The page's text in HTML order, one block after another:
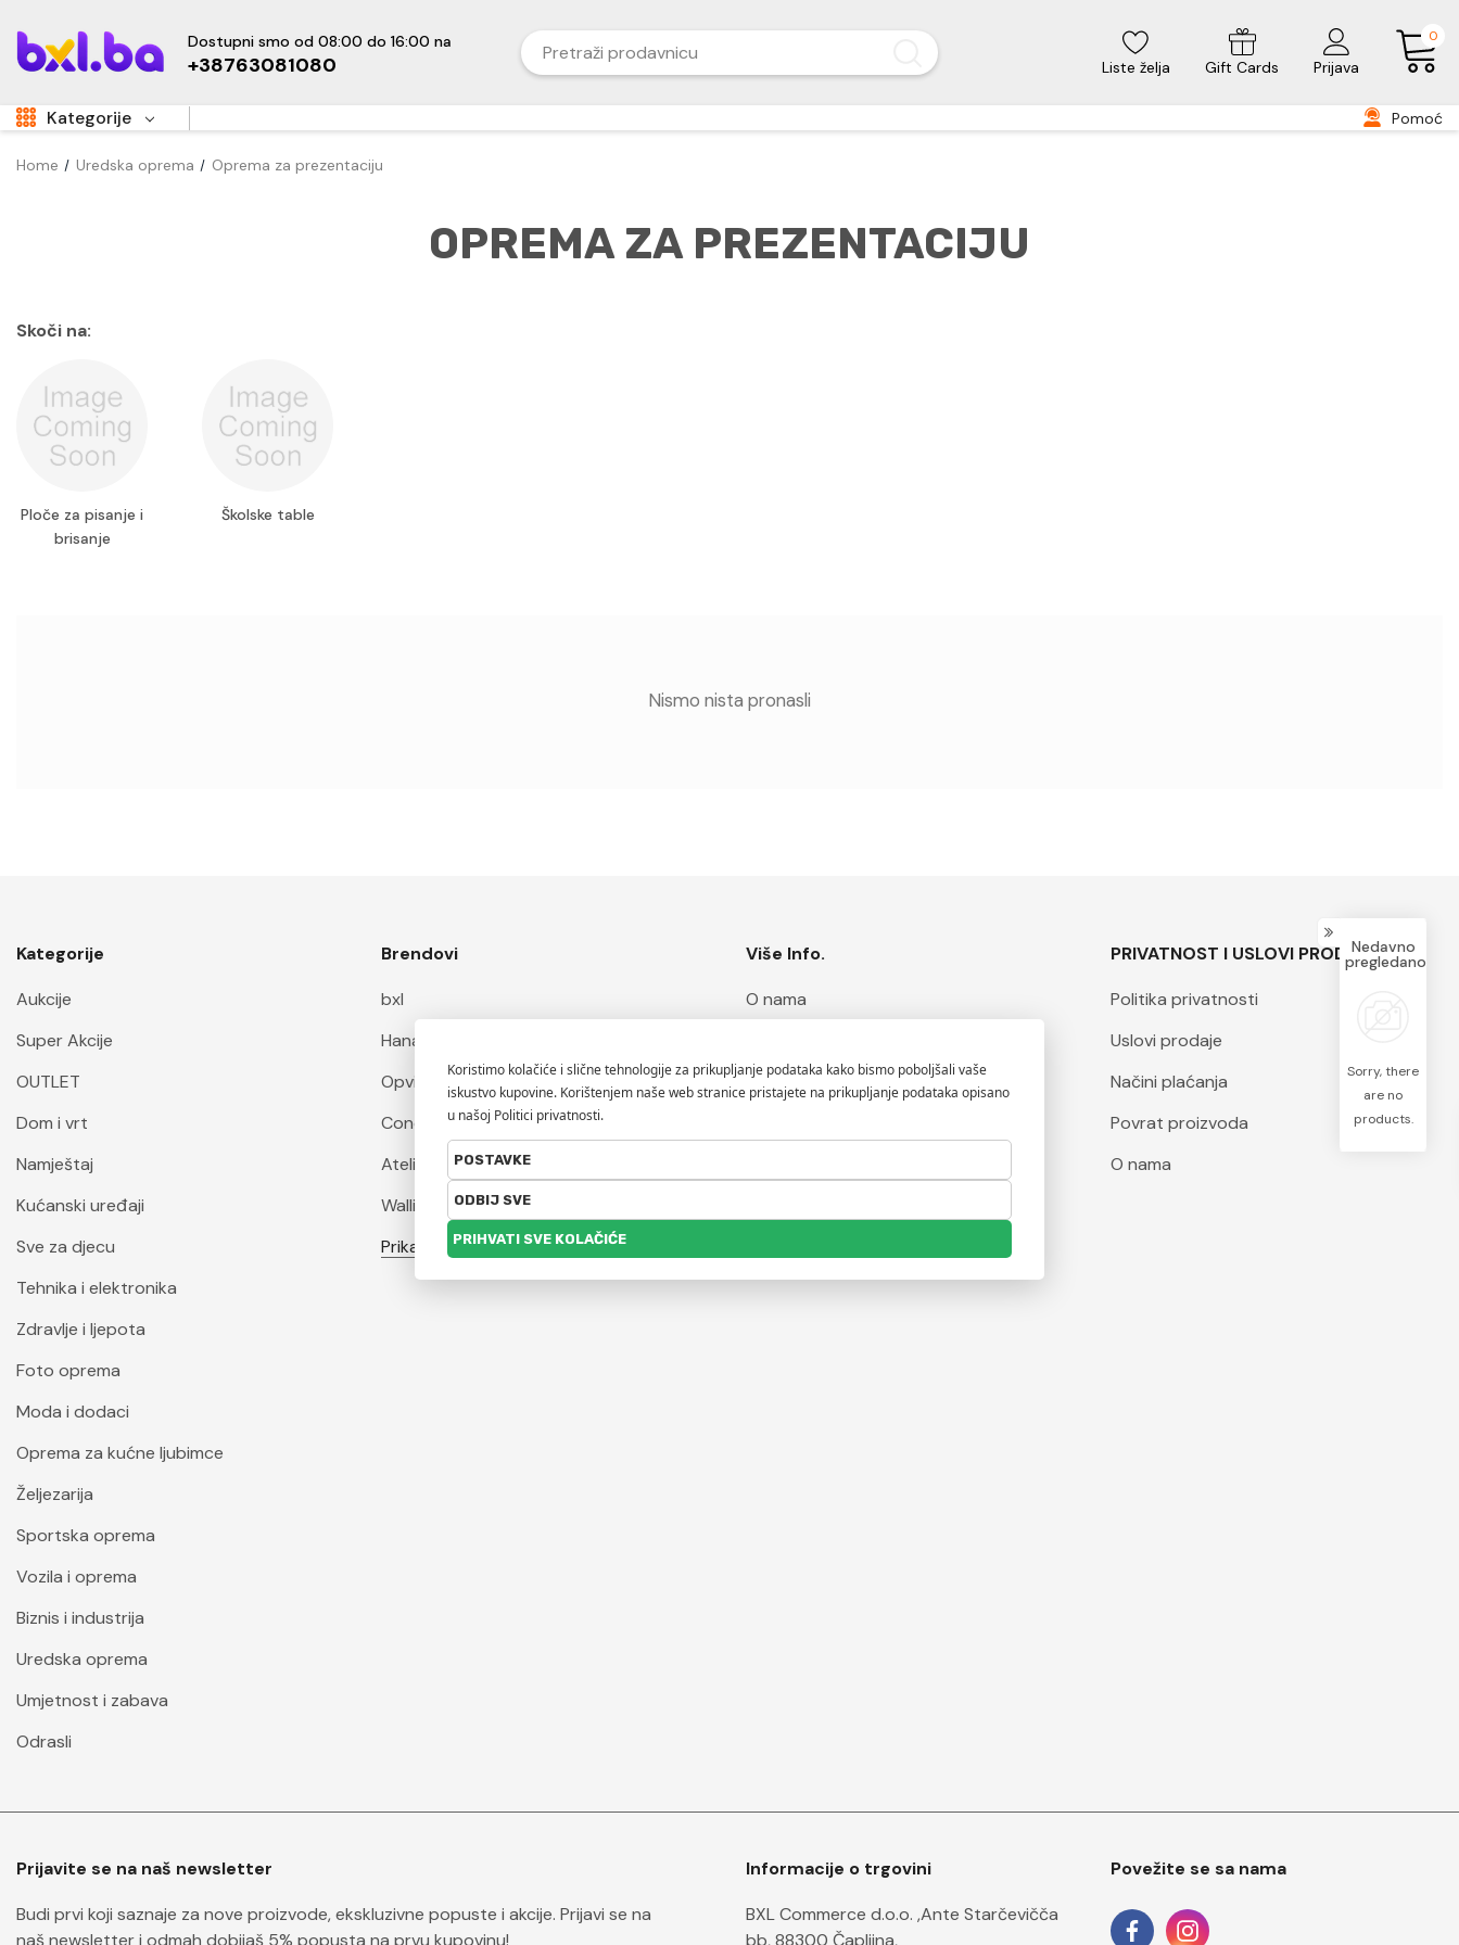
Dostupni smo od 08:00 do 16:00 na
+38763081080 Liste želja Gift Cards Prijava
0
Kategorije
Kućanski uređaji
Sve za djecu
Zdravlje i ljepota
Foto oprema
Pomoć
Home Uredska oprema Oprema za prezentaciju
OPREMA ZA PREZENTACIJU
Skoči na:
Ploče za pisanje i
brisanje
Školske table
Nismo nista pronasli
Kategorije
Aukcije
Super Akcije
OUTLET
Dom i vrt
Namještaj
Kućanski uređaji
Sve za djecu
Tehnika i elektronika
Zdravlje i ljepota
Foto oprema
Moda i dodaci
Oprema za kućne ljubimce
Željezarija
Sportska oprema
Vozila i oprema
Biznis i industrija
Uredska oprema
Umjetnost i zabava
Odrasli
Brendovi
bxl
Hanah Home
Opviq
Conceptum Hypnose
Atelier Del Sofa
Wallity
Prikaži sve
Više Info.
O nama
Blog
PRIVATNOST I USLOVI PRODAJE
Politika privatnosti
Uslovi prodaje
Načini plaćanja
Povrat proizvoda
O nama
Prijavite se na naš newsletter
Budi prvi koji saznaje za nove proizvode, ekskluzivne popuste i akcije. Prijavi se na
naš newsletter i odmah dobijaš 5% popusta na prvu kupovinu!
Informacije o trgovini
BXL Commerce d.o.o. ,Ante Starčevičča
bb, 88300 Čapljina,
Povežite se sa nama
Nedavno
pregledano
Sorry, there
are no
products.